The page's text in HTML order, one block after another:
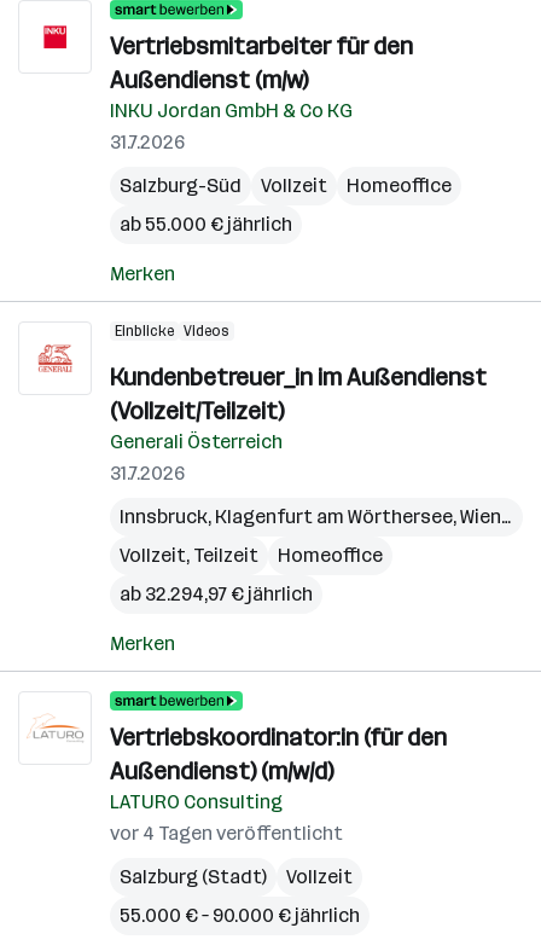
Vertriebsmitarbeiter für den
Außendienst (m/w)
INKU Jordan GmbH & Co KG
31.7.2026
Salzburg-Süd
Vollzeit
Homeoffice
ab 55.000 € jährlich
Merken
Einblicke Videos
Kundenbetreuer_in im Außendienst
(Vollzeit/Teilzeit)
Generali Österreich
31.7.2026
Innsbruck, Klagenfurt am Wörthersee,Wien,
Vollzeit, Teilzeit
Homeoffice
ab 32.294,97 € jährlich
Merken
Vertriebskoordinator:in (für den
Außendienst) (m/w/d)
LATURO Consulting
vor 4 Tagen veröffentlicht
Salzburg (Stadt)
Vollzeit
55.000 € – 90.000 € jährlich